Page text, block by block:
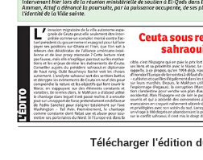
Télécharger l'édition